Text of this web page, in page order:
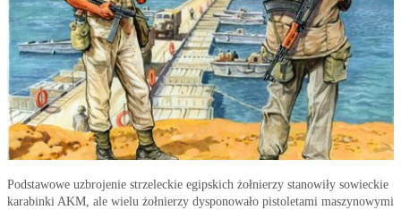
Podstawowe uzbrojenie strzeleckie egipskich żołnierzy stanowiły sowieckie
karabinki AKM, ale wielu żołnierzy dysponowało pistoletami maszynowymi